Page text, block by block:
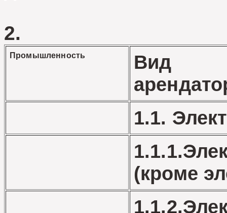
2.
Промышленность
Вид
1.1.
(кроме